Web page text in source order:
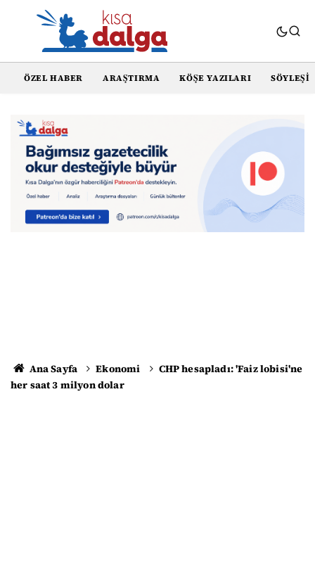
ÖZEL HABER ARAŞTIRMA KÖŞE YAZILARI SÖYLEŞI
Ana Sayfa Ekonomi
CHP hesapladı: 'Faiz lobisi'ne
her saat 3 milyon dolar